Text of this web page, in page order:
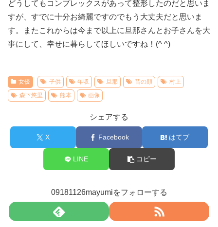
どうしてもコンプレックスがあって整形したのだと思いま
すが、すでに十分お綺麗ですのでもう大丈夫だと思いま
す。またこれからは今まで以上に旦那さんとお子さんを大
事にして、幸せに暮らしてほしいですね！(^ ^)
女優 子供 年収 旦那 昔の顔
村上
森下悠里
熊本 画像
シェアする
X Facebook はてブ
LINE コピー
09181126mayumiをフォローする